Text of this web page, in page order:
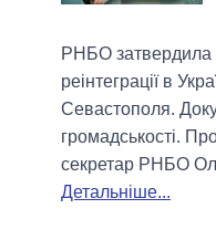
РНБО затвердила
реінтеграції в
Севастополя.
громадськості.
секретар РНБО
Детальніше...